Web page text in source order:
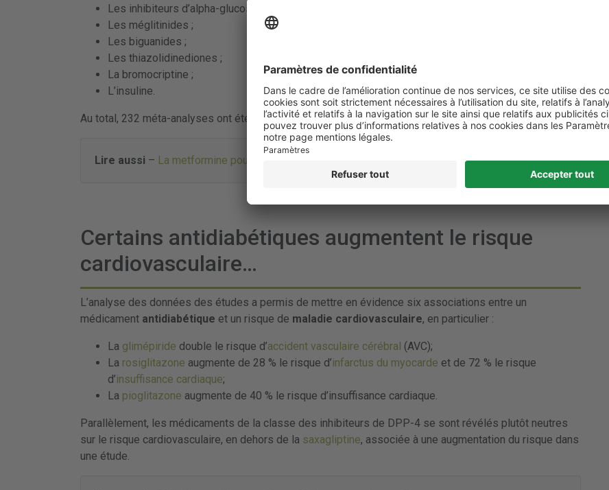
Les inhibiteurs d’alpha-glucosidases ;
Les méglitinides ;
Les biguanides ;
Les thiazolidinediones ;
La bromocriptine ;
L’insuline.
Au total, 232 méta-analyses ont été incluses dans cette vaste revue.
Lire aussi – La metformine pour prévenir le diabète et ses complications
Certains antidiabétiques augmentent le risque
cardiovasculaire…
L’analyse des données des études a permis de mettre en évidence six associations entre un
médicament antidiabétique et un risque de maladie cardiovasculaire, en particulier :
La glimépiride double le risque d’accident vasculaire cérébral (AVC);
La rosiglitazone augmente de 28 % le risque d’infarctus du myocarde et de 72 % le risque
d’insuffisance cardiaque;
La pioglitazone augmente de 40 % le risque d’insuffisance cardiaque.
Parallèlement, les médicaments de la classe des inhibiteurs de DPP-4 se sont révélés plutôt neutres
sur le risque cardiovasculaire, en dehors de la saxagliptine, associée à une augmentation du risque dans
une étude.